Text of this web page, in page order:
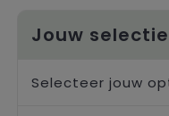
Jouw selectie
Selecteer jouw